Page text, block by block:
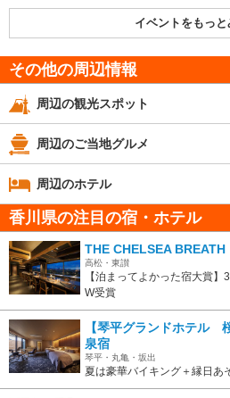
イベントをもっと
その他の周辺情報
周辺の観光スポット
周辺のご当地グルメ
周辺のホテル
香川県の注目の宿・ホテル
THE CHELSEA BREATH
高松・東讃
【泊まってよかった宿大賞
W受賞
【琴平グランドホテル
泉宿
琴平・丸亀・坂出
夏は豪華バイキング＋縁日あ